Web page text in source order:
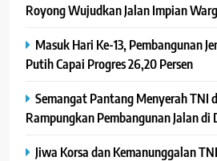
Royong Wujudkan Jalan Impian
Masuk Hari Ke-13, Pembangunan
Putih Capai Progres 26,20 Persen
Semangat Pantang Menyerah TNI
Rampungkan Pembangunan Jalan di
Jiwa Korsa dan Kemanunggalan